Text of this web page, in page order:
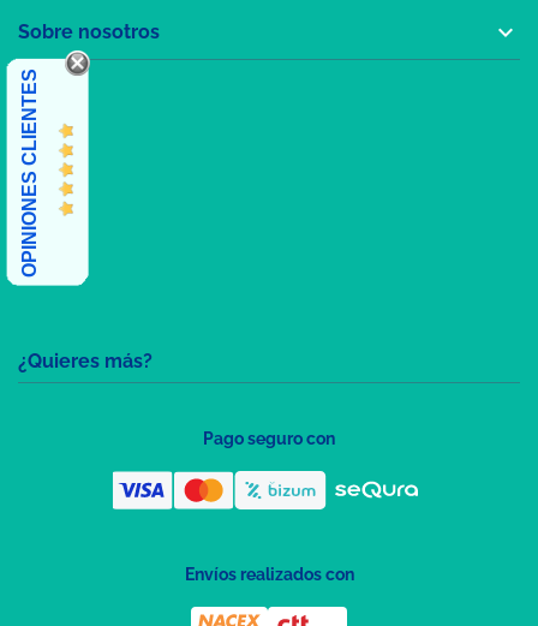
¿Quieres más?
Sobre nosotros 
OPINIONES CLIENTES
Pago seguro con
Envíos realizados con